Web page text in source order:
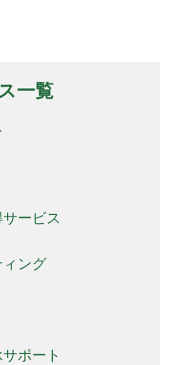
一覧
ービス
ング
ポート